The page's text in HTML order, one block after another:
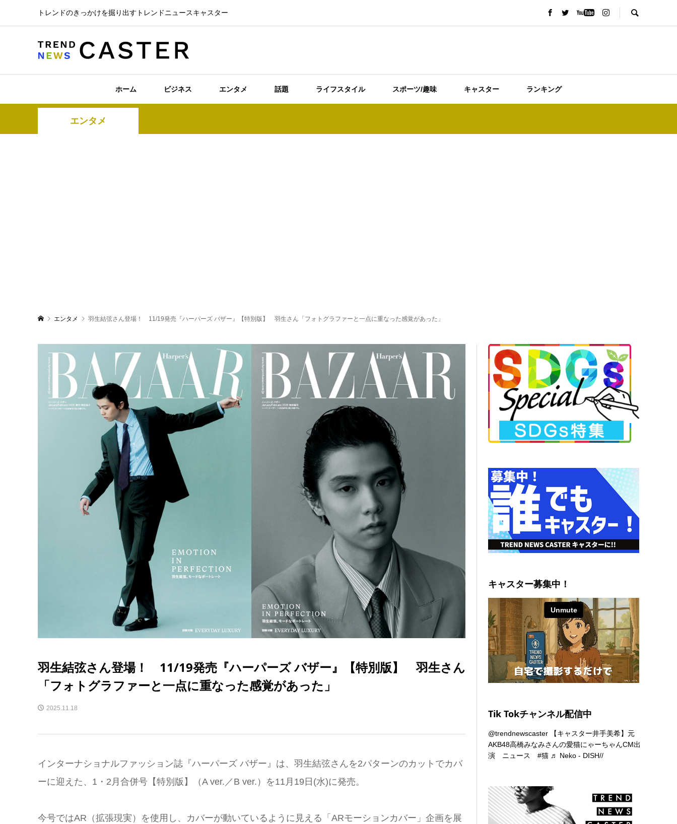
トレンドのきっかけを掘り出すトレンドニュースキャスター
ホーム ビジネス エンタメ 話題 ライフスタイル スポーツ/趣味 キャスター ランキング
エンタメ
エンタメ 羽生結弦さん登場！ 11/19発売『ハーパーズ バザー』【特別版】 羽生さん「フォトグラファーと一点に重なった感覚があった」
羽生結弦さん登場！ 11/19発売『ハーパーズ バザー』【特別版】 羽生さん
「フォトグラファーと一点に重なった感覚があった」
2025.11.18
インターナショナルファッション誌『ハーパーズ バザー』は、羽生結弦さんを2パターンのカットでカバ
ーに迎えた、1・2月合併号【特別版】（A ver.／B ver.）を11月19日(水)に発売。
今号ではAR（拡張現実）を使用し、カバーが動いているように見える「ARモーションカバー」企画を展
キャスター募集中！
Tik Tokチャンネル配信中
@trendnewscaster 【キャスター井手美希】元
AKB48高橋みなみさんの愛猫にゃーちゃんCM出
演 ニュース#猫 ♬ Neko - DISH//